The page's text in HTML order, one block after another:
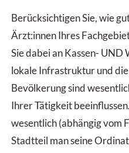
Berücksichtigen Sie, wie
Ärzt:innen Ihres
Sie dabei an Kassen- UND
lokale Infrastruktur und
Bevölkerung sind
Ihrer Tätigkeit
wesentlich (abhängig vom
Stadtteil man seine